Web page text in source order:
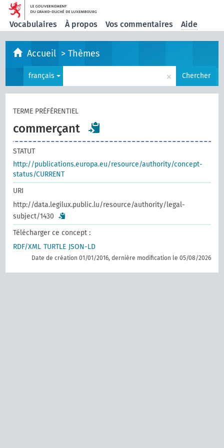
Vocabulaires À propos Vos commentaires Aide
Accueil >Thèmes
français × Chercher
TERME PRÉFÉRENTIEL
commerçant
STATUT
http://publications.europa.eu/resource/authority/concept-
status/CURRENT
URI
http://data.legilux.public.lu/resource/authority/legal-
subject/1430
Télécharger ce concept :
RDF/XML TURTLE JSON-LD
Date de création 01/01/2016, dernière modification le 05/08/2026